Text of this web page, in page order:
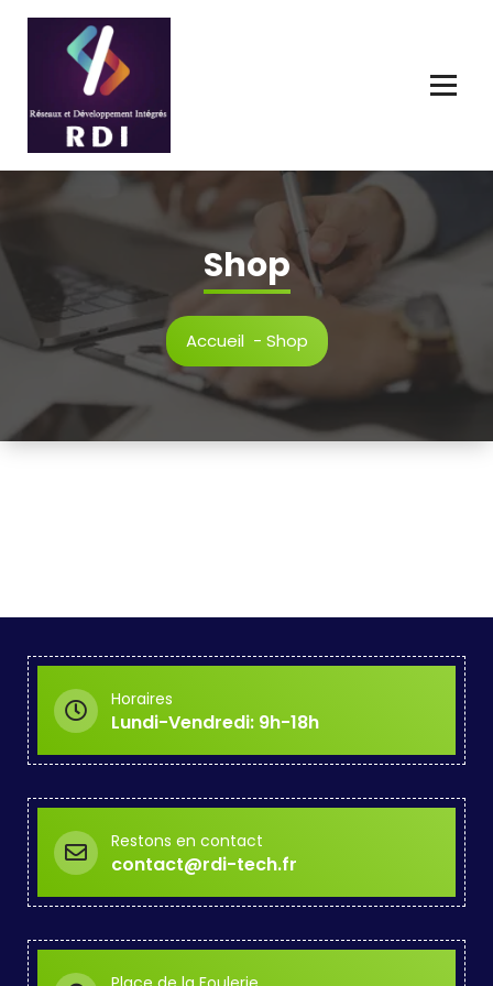
Shop
Accueil- Shop
Horaires
Lundi-Vendredi: 9h-18h
Restons en contact
contact@rdi-tech.fr